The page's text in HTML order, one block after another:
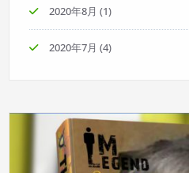
2020年8月 (1)
2020年7月 (4)